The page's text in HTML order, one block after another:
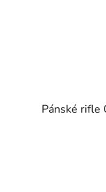
Pánské rifle